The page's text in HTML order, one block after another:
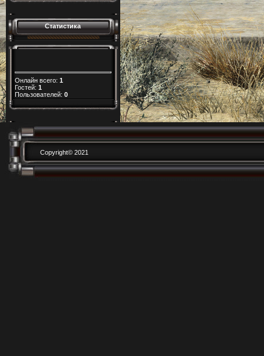
Статистика
Онлайн всего: 1
Гостей: 1
Пользователей: 0
Copyright© 2021